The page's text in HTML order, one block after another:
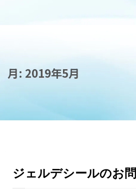
月: 2019年5月
ジェルデシールのお